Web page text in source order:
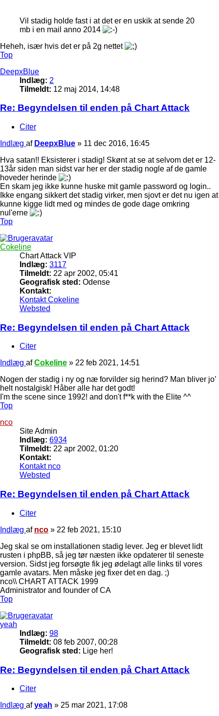
Vil stadig holde fast i at det er en uskik at sende 20
mb i en mail anno 2014
Heheh, især hvis det er på 2g nettet
Top
DeepxBlue
Indlæg: 2
Tilmeldt: 12 maj 2014, 14:48
Re: Begyndelsen til enden på Chart Attack
Citer
Indlæg af DeepxBlue » 11 dec 2016, 16:45
Hva satan!! Eksisterer i stadig! Skønt at se at selvom det er 12-
13år siden man sidst var her er der stadig nogle af de gamle
hoveder herinde
En skam jeg ikke kunne huske mit gamle password og login..
Ikke engang sikkert det stadig virker, men sjovt er det nu igen at
kunne kigge lidt med og mindes de gode dage omkring
nul'erne
Top
Cokeline
Chart Attack VIP
Indlæg: 3117
Tilmeldt: 22 apr 2002, 05:41
Geografisk sted: Odense
Kontakt:
Kontakt Cokeline
Websted
Re: Begyndelsen til enden på Chart Attack
Citer
Indlæg afCokeline » 22 feb 2021, 14:51
Nogen der stadig i ny og næ forvilder sig herind? Man bliver jo’
helt nostalgisk! Håber alle har det godt!
I'm the scene since 1992! and don't f**k with the Elite ^^
Top
nco
Site Admin
Indlæg: 6934
Tilmeldt: 22 apr 2002, 01:20
Kontakt:
Kontakt nco
Websted
Re: Begyndelsen til enden på Chart Attack
Citer
Indlæg af nco » 22 feb 2021, 15:10
Jeg skal se om installationen stadig lever. Jeg er blevet lidt
rusten i phpBB, så jeg tør næsten ikke opdaterer til seneste
version. Sidst jeg forsøgte fik jeg ødelagt alle links til vores
gamle avatars. Men måske jeg fixer det en dag. ;)
nco\\ CHART ATTACK 1999
Administrator and founder of CA
Top
yeah
Indlæg: 98
Tilmeldt: 08 feb 2007, 00:28
Geografisk sted: Lige her!
Re: Begyndelsen til enden på Chart Attack
Citer
Indlæg afyeah » 25 mar 2021, 17:08